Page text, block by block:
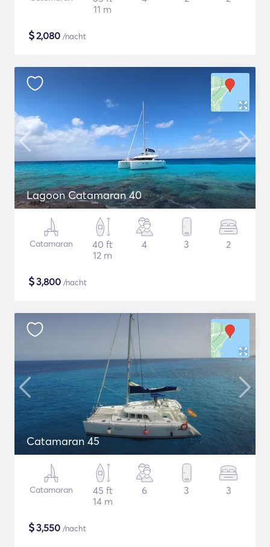
11 m
$2,080 /nacht
Lagoon Catamaran 40
Catamaran
40 ft
12 m
4 3 2
$3,800 /nacht
Catamaran 45
Catamaran
45 ft
14 m
6 3 3
$3,550 /nacht